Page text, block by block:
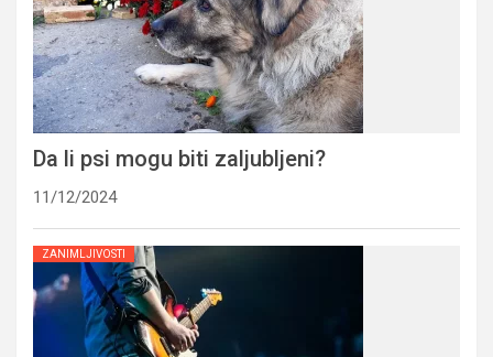
Da li psi mogu biti zaljubljeni?
11/12/2024
ZANIMLJIVOSTI